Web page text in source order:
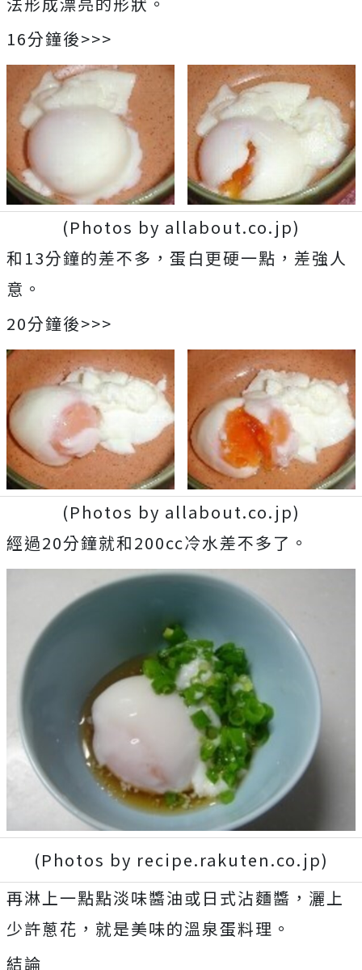
16分鐘後>>>
(Photos by allabout.co.jp)
和13分鐘的差不多，蛋白更硬一點，差強人
意。
20分鐘後>>>
(Photos by allabout.co.jp)
經過20分鐘就和200cc冷水差不多了。
(Photos by recipe.rakuten.co.jp)
再淋上一點點淡味醬油或日式沾麵醬，灑上
少許蔥花，就是美味的溫泉蛋料理。
結論